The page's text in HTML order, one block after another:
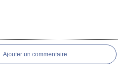
Ajouter un commentaire